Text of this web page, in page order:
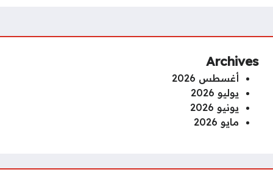
Archives
أغسطس 2026
يوليو 2026
يونيو 2026
مايو 2026